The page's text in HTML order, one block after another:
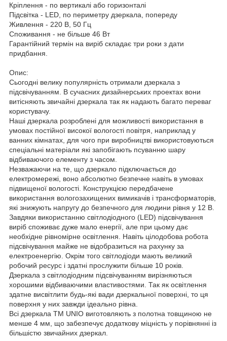
Кріплення - по вертикалі або горизонталі
Підсвітка - LED, по периметру дзеркала, попереду
Живлення - 220 В, 50 Гц
Споживання - не більше 46 Вт
Гарантійний термін на виріб складає три роки з дати
придбання.
Опис:
Сьогодні велику популярність отримали дзеркала з
підсвічуванням. В сучасних дизайнерських проектах вони
витісняють звичайні дзеркала так як надають багато переваг
користувачу.
Наші дзеркала розроблені для можливості використання в
умовах постійної високої вологості повітря, наприклад у
ванних кімнатах, для чого при виробництві використовуються
спеціальні матеріали які запобігають псуванню шару
відбиваючого елементу з часом.
Незважаючи на те, що дзеркало підключається до
електромережі, воно абсолютно безпечне навіть в умовах
підвищеної вологості. Конструкцією передбачене
використання вологозахищених вимикачів і трансформаторів,
які знижують напругу до безпечного для людини рівня у 12 В.
Завдяки використанню світлодіодного (LED) підсвічування
виріб споживає дуже мало енергії, але при цьому дає
необхідне рівномірне освітлення. Навіть цілодобова робота
підсвічування майже не відобразиться на рахунку за
електроенергію. Окрім того світлодіоди мають великий
робочий ресурс і здатні прослужити більше 10 років.
Дзеркала з світлодіодним підсвічуванням вирізняються
хорошими відбиваючими властивостями. Так як освітлення
здатне висвітлити будь-які вади дзеркальної поверхні, то ця
поверхня у них завжди ідеально рівна.
Всі дзеркала ТМ UNIO виготовляють з полотна товщиною не
менше 4 мм, що забезпечує додаткову міцність у порівнянні із
більшістю звичайних дзеркал.